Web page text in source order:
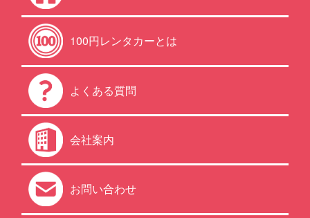
100円レンタカーとは
よくある質問
会社案内
お問い合わせ